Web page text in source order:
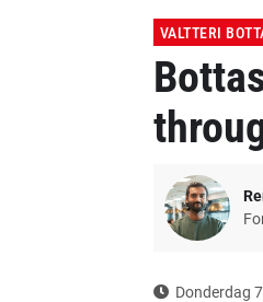
VALTTERI
Donderdag